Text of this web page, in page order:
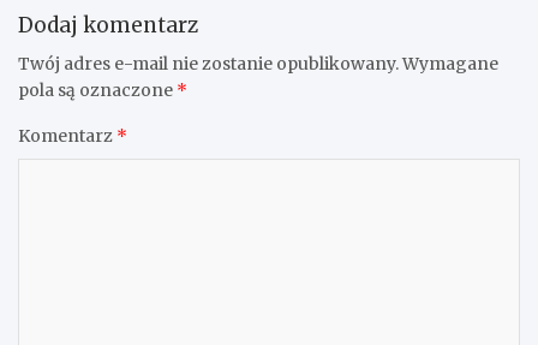
Dodaj komentarz
Twój adres e-mail nie zostanie opublikowany.Wymagane
pola są oznaczone *
Komentarz *